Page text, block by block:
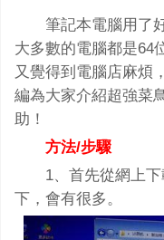
筆記本電腦用了
大多數的電腦都是64
又覺得到電腦店麻煩
編為大家介紹超強菜
助！
方法/步驟
1、首先從網上
下，會有很多。